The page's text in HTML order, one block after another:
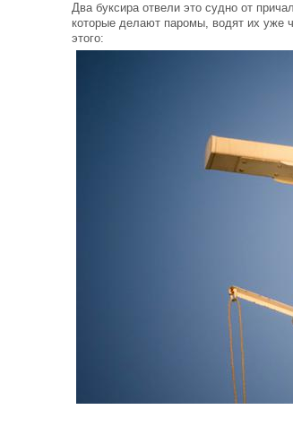
Два буксира отвели это судно от
которые делают паромы, водят их уже
этого: